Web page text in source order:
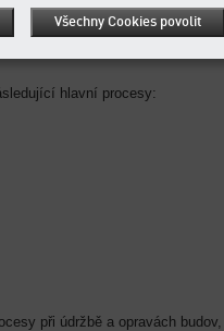
hlavní procesy:
při údržbě a opravách budov,
Všechny Cookies povolit